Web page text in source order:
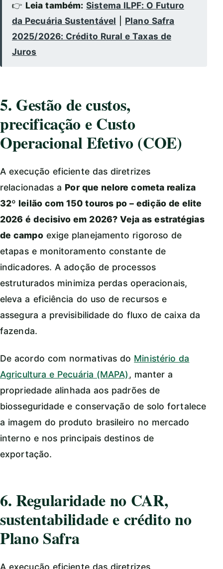
👉 Leia também: Sistema ILPF: O Futuro
da Pecuária Sustentável
Plano Safra
2025/2026: Crédito Rural e Taxas de
Juros
5. Gestão de custos,
precificação e Custo
Operacional Efetivo (COE)
A execução eficiente das diretrizes
relacionadas a Por que nelore cometa realiza
32º leilão com 150 touros po – edição de elite
2026 é decisivo em 2026? Veja as estratégias
de campoexige planejamento rigoroso de
etapas e monitoramento constante de
indicadores. A adoção de processos
estruturados minimiza perdas operacionais,
eleva a eficiência do uso de recursos e
assegura a previsibilidade do fluxo de caixa da
fazenda.
De acordo com normativas do Ministério da
Agricultura e Pecuária (MAPA), manter a
propriedade alinhada aos padrões de
biosseguridade e conservação de solo fortalece
a imagem do produto brasileiro no mercado
interno e nos principais destinos de
exportação.
6. Regularidade no CAR,
sustentabilidade e crédito no
Plano Safra
A execução eficiente das diretrizes